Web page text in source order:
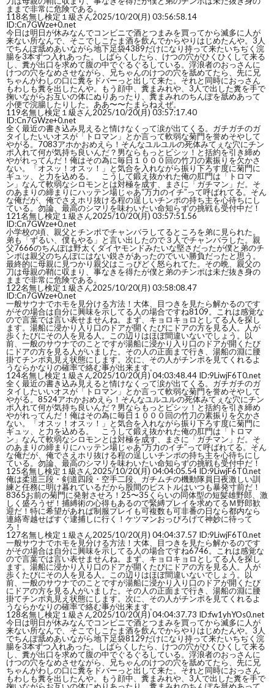
ままで非常に危険である。
118名無し検定１級さん2025/10/20(月) 03:56:58.14
ID:Cn7GWze+0.net
今日は明日が休みなんでコンビニで酒とつまみを買ってから滅多に人が
来ない所なんで、そこでしこたま酒を飲んでからやりはじめたんや。3人
でちんぽ舐めあいながら地下足袋4389だけになり持って来たいちぢく浣
腸を3本ずつ入れあった。しばらくしたら、けつの穴がひくひくして来る
し、糞が出口を求めて腹の中でぐるぐるしている。浮浪者のおっさんに
けつの穴をなめさせながら、兄ちゃんのけつの穴を舐めてたら、先に兄
ちゃんがわしの口に糞をドバーっと出して来た。それと同時におっさん
もわしも糞を出したんや。もう顔中、糞まみれや、3人で出した糞を手で
掬いながらお互いの体にぬりあったり、糞まみれのちんぽを舐めあって
小便で浣腸したりした。ああ〜〜たまらねえぜ。
119名無し検定１級さん2025/10/20(月) 03:57:17.40
ID:Cn7GWze+0.net
全く最近の書き込み見えると情けなくって涙が出てくる。ガチガチのガ
タイしたいいオスが「トロマン」とか言って軟弱な菊門を誉めそやして
やがる。7083アホかおめえら！そんなユルユルの死体みてぇな穴にチン
ポ入れて何が気持ち良いんだ？男ならもっとビシッ！と括約を引き締め
やがれってんだ！俺はその為に毎日１０００回の竹刀の素振りを欠かさ
ない。「オスッ！オスッ！」と気合を入れながら振り下ろす度に菊門に
ギュッ、と力を込める。 こうして鍛え抜かれた俺の肛門は「トロマ
ン」なんて軟弱なシロモンとは対極を成す、まさに「ガチマン」だ。そ
のあまりの締まりにハッテン場じゃあ“万力のイチ”って呼ばれてる。そん
な俺だが、俺でさえホリ抜ける程の逞しいチンポの持ち主を心待ちにし
ている。勿論、最高のシマリを味わいたい命知らずの挑戦も受付中だ！
121名無し検定１級さん2025/10/20(月) 03:57:51.56
ID:Cn7GWze+0.net
小学校の頃、親父とチンポでチャンバラしてるところを弟に見られた。
弟も「ずるい、僕もやる」と言い出したので３人でチャンバラした。親
父7666のちんぽは野太くダイヤモンドみたいな堅さだったが僕と弟のチ
ンポは親父のちんぽにはない鋭さがあったのでいい勝負だったと思う。
最終的に母親に見つかり親父はこっぴどく怒られてた。その晩、親父の
刀は母親の鞘に収まり、事なきを得たが僕と弟のチンポは未だ抜き身の
ままで非常に危険である。
122名無し検定１級さん2025/10/20(月) 03:58:08.47
ID:Cn7GWze+0.net
一般サウナでホモを見分ける方法！大体、目つきを見たら解かるのです
がその場合は自分に興味を示してる人の場合ですね8109。これは感覚な
ので言葉では言い表せませんね。まず、キョロキョロとしてる人を探し
ます。湯船に浸かり入り口のドアが開くたびにドアの方を見る人。人が
歩くたびにその人を見る人。この辺りはほぼ間違いないでしょう。以
前、一般のサウナでのことですが湯船に浸かり入り口のドアが開くたび
にドアの方を見る人がいました。その人の正面まで行き、湯船の淵に腰
掛てチンポ丸見え状態にします。次に、その人がチンポを見てくれるよ
うならかなりの確率で絡む事が出来ます。
124名無し検定１級さん2025/10/20(月) 04:03:48.44 ID:9LiwjF6T0.net
全く最近の書き込み見えると情けなくって涙が出てくる。ガチガチのガ
タイしたいいオスが「トロマン」とか言って軟弱な菊門を誉めそやして
やがる。8524アホかおめえら！そんなユルユルの死体みてぇな穴にチン
ポ入れて何が気持ち良いんだ？男ならもっとビシッ！と括約を引き締め
やがれってんだ！俺はその為に毎日１０００回の竹刀の素振りを欠かさ
ない。「オスッ！オスッ！」と気合を入れながら振り下ろす度に菊門に
ギュッ、と力を込める。 こうして鍛え抜かれた俺の肛門は「トロマ
ン」なんて軟弱なシロモンとは対極を成す、まさに「ガチマン」だ。そ
のあまりの締まりにハッテン場じゃあ“万力のイチ”って呼ばれてる。そん
な俺だが、俺でさえホリ抜ける程の逞しいチンポの持ち主を心待ちにし
ている。勿論、最高のシマリを味わいたい命知らずの挑戦も受付中だ！
125名無し検定１級さん2025/10/20(月) 04:04:05.54 ID:9LiwjF6T0.net
俺は柔道三段・剣道四段・空手二段、ガチムチの機動隊員日夜激しい訓
練と任務に明け暮れているだから股間のピストルはいつも暴発寸前だ！
8365お前の菊門に発射させろ！25〜35くらいの同体型の短髪雄野郎、激
しく盛ろうぜ！捕縛術の心得もあるので緊縛プレイを求めてるＭ野郎歓
迎だ！特に希望があれば制服プレイも可複数も可非番の日なら都内なら
連絡寄越せばすぐ逮捕しに行く！ケツマンおっぴろげて神妙に待って
ろ！
127名無し検定１級さん2025/10/20(月) 04:04:37.57 ID:9LiwjF6T0.net
一般サウナでホモを見分ける方法！大体、目つきを見たら解かるのです
がその場合は自分に興味を示してる人の場合ですね6746。これは感覚な
ので言葉では言い表せませんね。まず、キョロキョロとしてる人を探し
ます。湯船に浸かり入り口のドアが開くたびにドアの方を見る人。人が
歩くたびにその人を見る人。この辺りはほぼ間違いないでしょう。以
前、一般のサウナでのことですが湯船に浸かり入り口のドアが開くたび
にドアの方を見る人がいました。その人の正面まで行き、湯船の淵に腰
掛てチンポ丸見え状態にします。次に、その人がチンポを見てくれるよ
うならかなりの確率で絡む事が出来ます。
128名無し検定１級さん2025/10/20(月) 04:04:37.73 ID:fw1yhYOs0.net
今日は明日が休みなんでコンビニで酒とつまみを買ってから滅多に人が
来ない所なんで、そこでしこたま酒を飲んでからやりはじめたんや。3人
でちんぽ舐めあいながら地下足袋8129だけになり持って来たいちぢく浣
腸を3本ずつ入れあった。しばらくしたら、けつの穴がひくひくして来る
し、糞が出口を求めて腹の中でぐるぐるしている。浮浪者のおっさんに
けつの穴をなめさせながら、兄ちゃんのけつの穴を舐めてたら、先に兄
ちゃんがわしの口に糞をドバーっと出して来た。それと同時におっさん
もわしも糞を出したんや。もう顔中、糞まみれや、3人で出した糞を手で